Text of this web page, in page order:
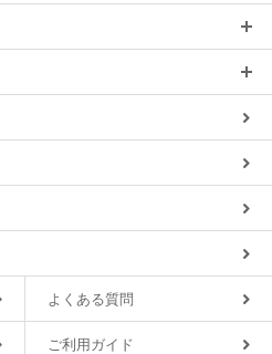
よくある質問
ご利用ガイド